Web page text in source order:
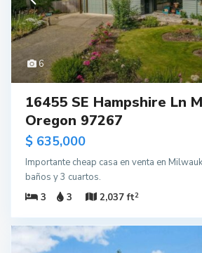
6
16455 SE Hampshire Ln
Oregon 97267
$ 635,000
Importante cheap casa en venta en
baños y 3 cuartos.
3
3 2,037 ft2